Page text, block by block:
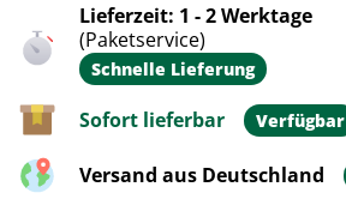
Lieferzeit: 1 - 2 Werktage
(Paketservice)
Schnelle Lieferung
Sofort lieferbar Verfügbar
Versand aus Deutschland